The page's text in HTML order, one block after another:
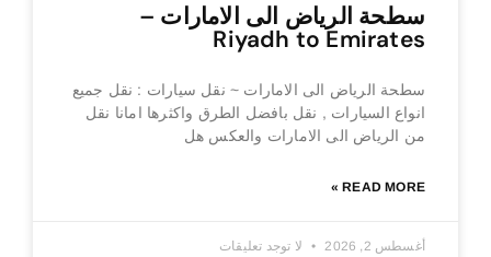
سطحة الرياض الى الامارات –
Riyadh to Emirates
سطحة الرياض الى الامارات ~ نقل سيارات : نقل جميع
انواع السيارات , نقل بافضل الطرق واكثرها امانا نقل
من الرياض الى الامارات والعكس هل
READ MORE »
أغسطس 2, 2026 لا توجد تعليقات